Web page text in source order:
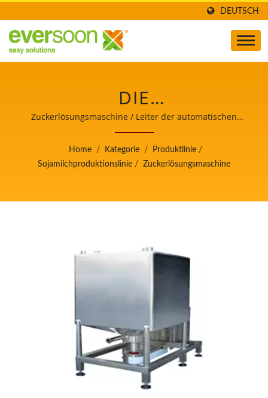
DEUTSCH
DIE
IST EINE DER
MASCHINEN IN DER
LEITER DER
AUTOMATISCHEN
TOFU- UND
MIT OBERSTER
PRIORITÄT FÜR
Zuckerlösungsmaschine / Leiter der automatischen
Tofu- und Sojamilchherstellungsmaschinen mit
oberster Priorität für Lebensmittelsicherheit.
Home / Kategorie / Produktlinie /
Sojamilchproduktionslinie / Zuckerlösungsmaschine